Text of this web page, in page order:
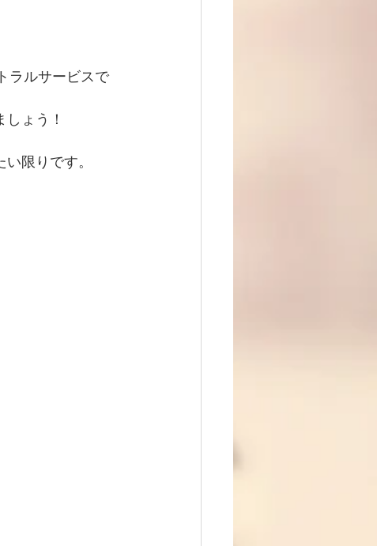
ラルサービスで
ょう！
限りです。